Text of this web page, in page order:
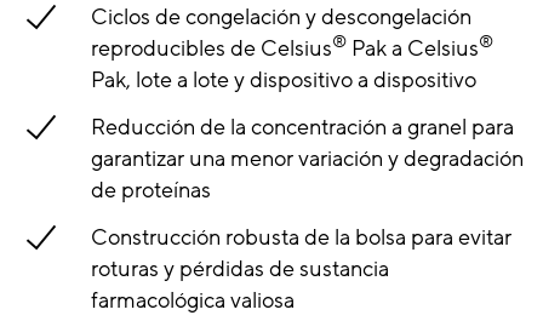
Ciclos de congelación y descongelación
reproducibles de Celsius® Pak a Celsius®
Pak, lote a lote y dispositivo a dispositivo
Reducción de la concentración a granel para
garantizar una menor variación y degradación
de proteínas
Construcción robusta de la bolsa para evitar
roturas y pérdidas de sustancia
farmacológica valiosa